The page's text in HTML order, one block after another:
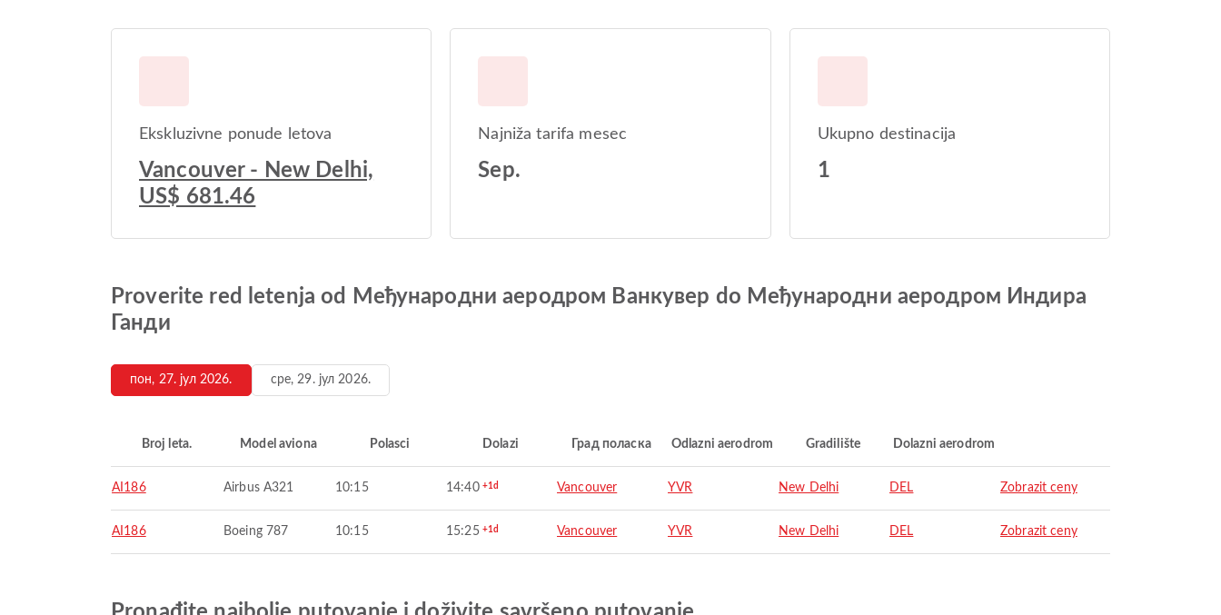
Ekskluzivne ponude letova
Vancouver - New Delhi,
US$ 681.46
Najniža tarifa mesec
Sep.
Ukupno destinacija
1
Proverite red letenja od Међународни аеродром Ванкувер do Међународни аеродром Индира
Ганди
пон, 27. јул 2026. сре, 29. јул 2026.
Broj leta. Model aviona Polasci Dolazi Град поласка Odlazni aerodrom Gradilište Dolazni aerodrom
AI186 Airbus A321 10:15 14:40 +1d Vancouver YVR New Delhi DEL Zobrazit ceny
AI186 Boeing 787 10:15 15:25 +1d Vancouver YVR New Delhi DEL Zobrazit ceny